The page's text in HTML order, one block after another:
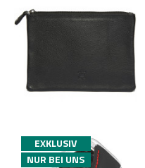
EXKLUSIV
NUR BEI UNS